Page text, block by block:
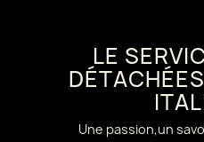
LE
Une passion,un